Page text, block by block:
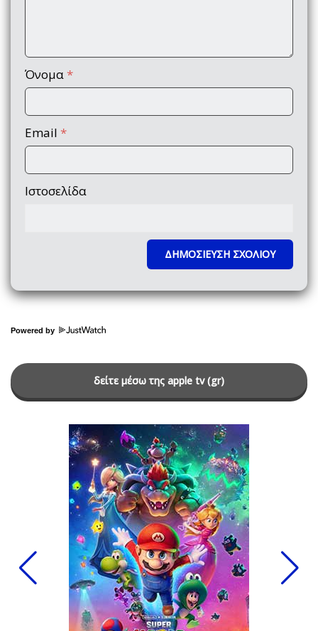
Όνομα *
Email *
Ιστοσελίδα
Powered by
δείτε μέσω της apple tv (gr)